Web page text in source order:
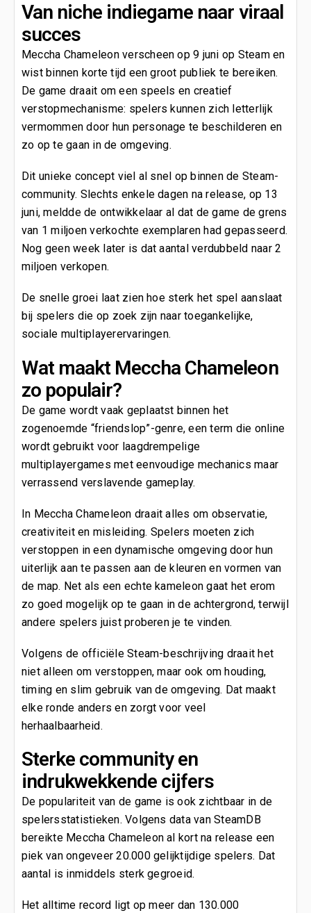
Van niche indiegame naar viraal
succes
Meccha Chameleon verscheen op 9 juni op Steam en
wist binnen korte tijd een groot publiek te bereiken.
De game draait om een speels en creatief
verstopmechanisme: spelers kunnen zich letterlijk
vermommen door hun personage te beschilderen en
zo op te gaan in de omgeving.
Dit unieke concept viel al snel op binnen de Steam-
community. Slechts enkele dagen na release, op 13
juni, meldde de ontwikkelaar al dat de game de grens
van 1 miljoen verkochte exemplaren had gepasseerd.
Nog geen week later is dat aantal verdubbeld naar 2
miljoen verkopen.
De snelle groei laat zien hoe sterk het spel aanslaat
bij spelers die op zoek zijn naar toegankelijke,
sociale multiplayerervaringen.
Wat maakt Meccha Chameleon
zo populair?
De game wordt vaak geplaatst binnen het
zogenoemde “friendslop”-genre, een term die online
wordt gebruikt voor laagdrempelige
multiplayergames met eenvoudige mechanics maar
verrassend verslavende gameplay.
In Meccha Chameleon draait alles om observatie,
creativiteit en misleiding. Spelers moeten zich
verstoppen in een dynamische omgeving door hun
uiterlijk aan te passen aan de kleuren en vormen van
de map. Net als een echte kameleon gaat het erom
zo goed mogelijk op te gaan in de achtergrond, terwijl
andere spelers juist proberen je te vinden.
Volgens de officiële Steam-beschrijving draait het
niet alleen om verstoppen, maar ook om houding,
timing en slim gebruik van de omgeving. Dat maakt
elke ronde anders en zorgt voor veel
herhaalbaarheid.
Sterke community en
indrukwekkende cijfers
De populariteit van de game is ook zichtbaar in de
spelersstatistieken. Volgens data van SteamDB
bereikte Meccha Chameleon al kort na release een
piek van ongeveer 20.000 gelijktijdige spelers. Dat
aantal is inmiddels sterk gegroeid.
Het alltime record ligt op meer dan 130.000